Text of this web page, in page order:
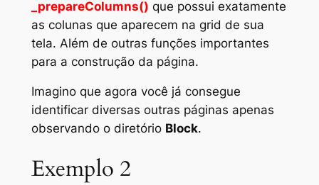
_prepareColumns() que possui exatamente
as colunas que aparecem na grid de sua
tela. Além de outras funções importantes
para a construção da página.
Imagino que agora você já consegue
identificar diversas outras páginas apenas
observando o diretório Block.
Exemplo 2